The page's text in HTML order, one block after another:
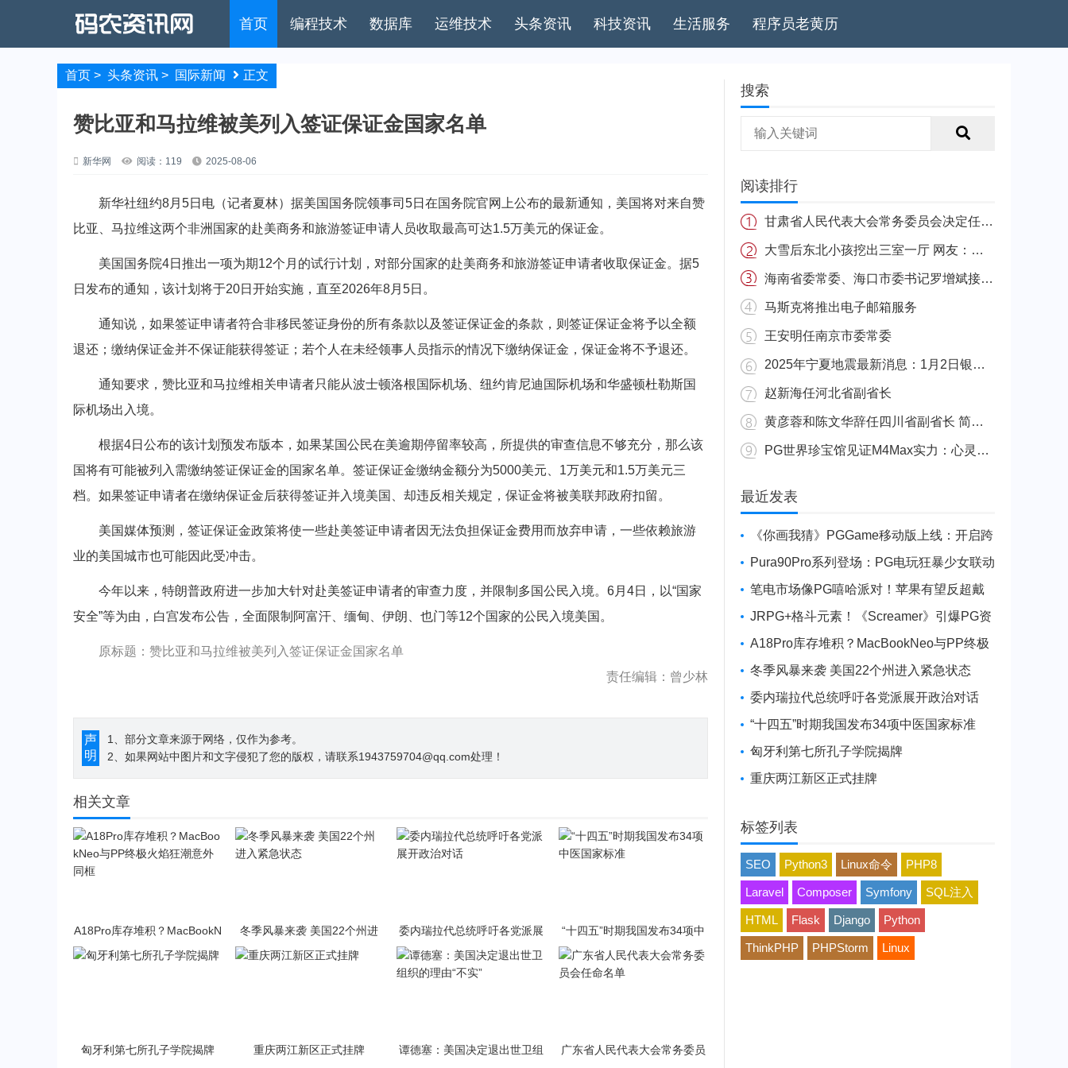
首页 编程技术 数据库 运维技术 头条资讯 科技资讯 生活服务 程序员老黄历
首页 > 头条资讯 > 国际新闻 正文
赞比亚和马拉维被美列入签证保证金国家名单
新华网 阅读：119 2025-08-06
新华社纽约8月5日电（记者夏林）据美国国务院领事司5日在国务院官网上公布的最新通知，美国将对来自赞
比亚、马拉维这两个非洲国家的赴美商务和旅游签证申请人员收取最高可达1.5万美元的保证金。
美国国务院4日推出一项为期12个月的试行计划，对部分国家的赴美商务和旅游签证申请者收取保证金。据5
日发布的通知，该计划将于20日开始实施，直至2026年8月5日。
通知说，如果签证申请者符合非移民签证身份的所有条款以及签证保证金的条款，则签证保证金将予以全额
退还；缴纳保证金并不保证能获得签证；若个人在未经领事人员指示的情况下缴纳保证金，保证金将不予退还。
通知要求，赞比亚和马拉维相关申请者只能从波士顿洛根国际机场、纽约肯尼迪国际机场和华盛顿杜勒斯国
际机场出入境。
根据4日公布的该计划预发布版本，如果某国公民在美逾期停留率较高，所提供的审查信息不够充分，那么该
国将有可能被列入需缴纳签证保证金的国家名单。签证保证金缴纳金额分为5000美元、1万美元和1.5万美元三
档。如果签证申请者在缴纳保证金后获得签证并入境美国、却违反相关规定，保证金将被美联邦政府扣留。
美国媒体预测，签证保证金政策将使一些赴美签证申请者因无法负担保证金费用而放弃申请，一些依赖旅游
业的美国城市也可能因此受冲击。
今年以来，特朗普政府进一步加大针对赴美签证申请者的审查力度，并限制多国公民入境。6月4日，以“国家
安全”等为由，白宫发布公告，全面限制阿富汗、缅甸、伊朗、也门等12个国家的公民入境美国。
原标题：赞比亚和马拉维被美列入签证保证金国家名单
责任编辑：曾少林
声
明
1、部分文章来源于网络，仅作为参考。
2、如果网站中图片和文字侵犯了您的版权，请联系1943759704@qq.com处理！
相关文章
A18Pro库存堆积？MacBookN
eo与PP终极火焰狂潮意外同
框
冬季风暴来袭 美国22个州进
委内瑞拉代总统呼吁各党派展
“十四五”时期我国发布34项中
匈牙利第七所孔子学院揭牌 重庆两江新区正式挂牌
谭德塞：美国决定退出世卫组
广东省人民代表大会常务委员
搜索
阅读排行
甘肃省人民代表大会常务委员会决定任免名单
大雪后东北小孩挖出三室一厅 网友：南方的娃很羡慕
海南省委常委、海口市委书记罗增斌接受中央纪委国家监委纪律审查和监察调查
马斯克将推出电子邮箱服务
王安明任南京市委常委
2025年宁夏地震最新消息：1月2日银川发生4.8级地震
赵新海任河北省副省长
黄彦蓉和陈文华辞任四川省副省长 简历资料照片
PG世界珍宝馆见证M4Max实力：心灵杀手2竟轻松跑出80FPS！
最近发表
《你画我猜》PGGame移动版上线：开启跨
平台互动新玩法
Pura90Pro系列登场：PG电玩狂暴少女联动
旗舰性能升级
笔电市场像PG嘻哈派对！苹果有望反超戴
尔进前三
JRPG+格斗元素！《Screamer》引爆PG资
讯手游新焦点
A18Pro库存堆积？MacBookNeo与PP终极
火焰狂潮意外同框
冬季风暴来袭 美国22个州进入紧急状态
委内瑞拉代总统呼吁各党派展开政治对话
“十四五”时期我国发布34项中医国家标准
匈牙利第七所孔子学院揭牌
重庆两江新区正式挂牌
标签列表
SEO Python3 Linux命令 PHP8
Laravel Composer Symfony SQL注入
HTML Flask Django Python
ThinkPHP PHPStorm Linux